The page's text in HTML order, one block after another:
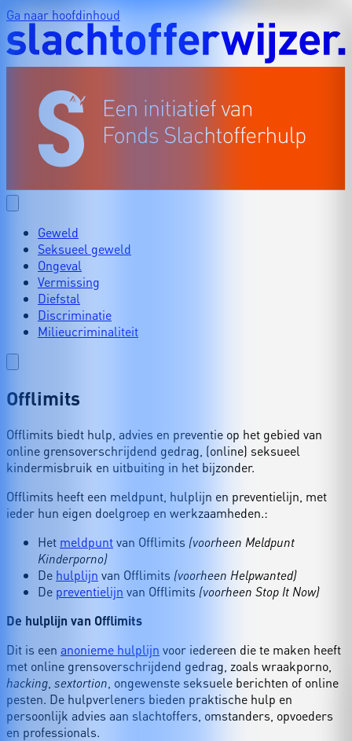
Ga naar hoofdinhoud
Geweld
Seksueel geweld
Ongeval
Vermissing
Diefstal
Discriminatie
Milieucriminaliteit
Offlimits
Offlimits biedt hulp, advies en preventie op het gebied van
online grensoverschrijdend gedrag, (online) seksueel
kindermisbruik en uitbuiting in het bijzonder.
Offlimits heeft een meldpunt, hulplijn en preventielijn, met
ieder hun eigen doelgroep en werkzaamheden.:
Het meldpuntvan Offlimits (voorheen Meldpunt
Kinderporno)
De hulplijn van Offlimits (voorheen Helpwanted)
De preventielijn van Offlimits (voorheen Stop It Now)
De hulplijn van Offlimits
Dit is een anonieme hulplijn voor iedereen die te maken heeft
met online grensoverschrijdend gedrag, zoals wraakporno,
hacking sextortion , ongewenste seksuele berichten of online
pesten. De hulpverleners bieden praktische hulp en
persoonlijk advies aan slachtoffers, omstanders, opvoeders
en professionals.